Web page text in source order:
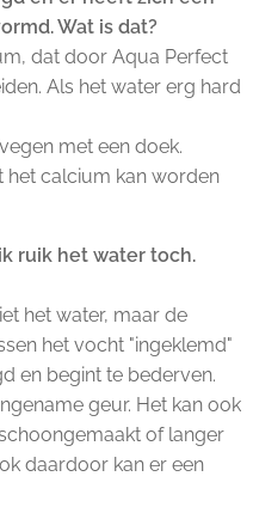
Wat is dat?
dat door Aqua Perfect
Als het water erg hard
met een doek.
calcium kan worden
ruik het water toch.
het water, maar de
het vocht "ingeklemd"
en begint te bederven.
geur. Het kan ook
of langer
daardoor kan er een